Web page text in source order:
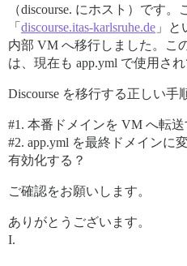
（discourse. にホスト）です
「 discourse.itas-karlsruhe.de 」
内部 VM へ移行しました。こ
は、現在も app.yml で使用され
Discourse を移行する正しい手
#1 . 本番ドメインを VM へ転送
#2. app.yml を最終ドメインに
有効化する？
ご確認をお願いします。
ありがとうございます。
I.